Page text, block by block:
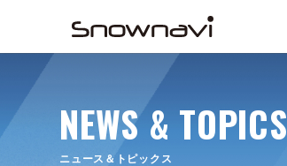
NEWS & TOPICS
ニュース＆トピックス